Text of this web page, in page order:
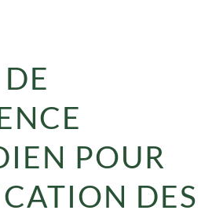
POUR
DES